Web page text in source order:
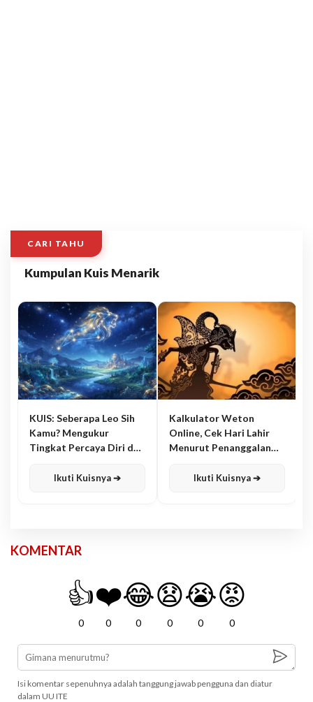
CARI TAHU
Kumpulan Kuis Menarik
KUIS: Seberapa Leo Sih
Kamu? Mengukur
Tingkat Percaya Diri dan
Ikuti Kuisnya ➔
Kalkulator Weton
Online, Cek Hari Lahir
Menurut Penanggalan
Ikuti Kuisnya ➔
KOMENTAR
👍
0
❤️
0
😂
0
😧
0
😭
0
😡
0
Isi komentar sepenuhnya adalah tanggung jawab pengguna dan diatur
dalam UU ITE